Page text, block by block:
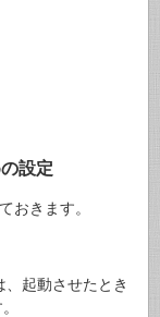
設定
おきます。
起動させたとき